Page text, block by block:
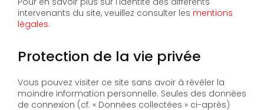
intervenants du site, veuillez consulter les mentions
légales.
Protection de la vie privée
Vous pouvez visiter ce site sans avoir à révéler la
moindre information personnelle. Seules des données
de connexion (cf. « Données collectées » ci-après)